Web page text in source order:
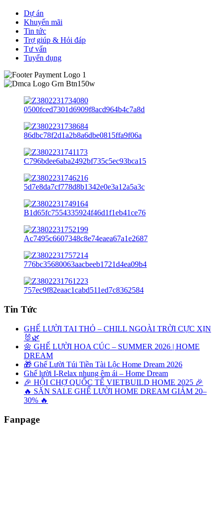
Dự án
Khuyến mãi
Tin tức
Trợ giúp & Hỏi đáp
Tư vấn
Tuyển dụng
Tin Tức
GHẾ LƯỜI TAI THỎ – CHILL NGOÀI TRỜI CỰC XỊN
🐰🌿
🌼 GHẾ LƯỜI HOA CÚC – SUMMER 2026 | HOME
DREAM
🎁 Ghế Lười Túi Tiền Tài Lộc Home Dream 2026
Ghế lười I-Relax nhung êm ái – Home Dream
🎉 HỘI CHỢ QUỐC TẾ VIETBUILD HOME 2025 🎉
🔥 SĂN SALE GHẾ LƯỜI HOME DREAM GIẢM 20–
30% 🔥
Fanpage